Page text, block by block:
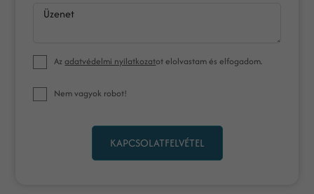
Üzenet
Azadatvédelmi nyilatkozatot elolvastam és elfogadom.
Nem vagyok robot!
KAPCSOLATFELVÉTEL